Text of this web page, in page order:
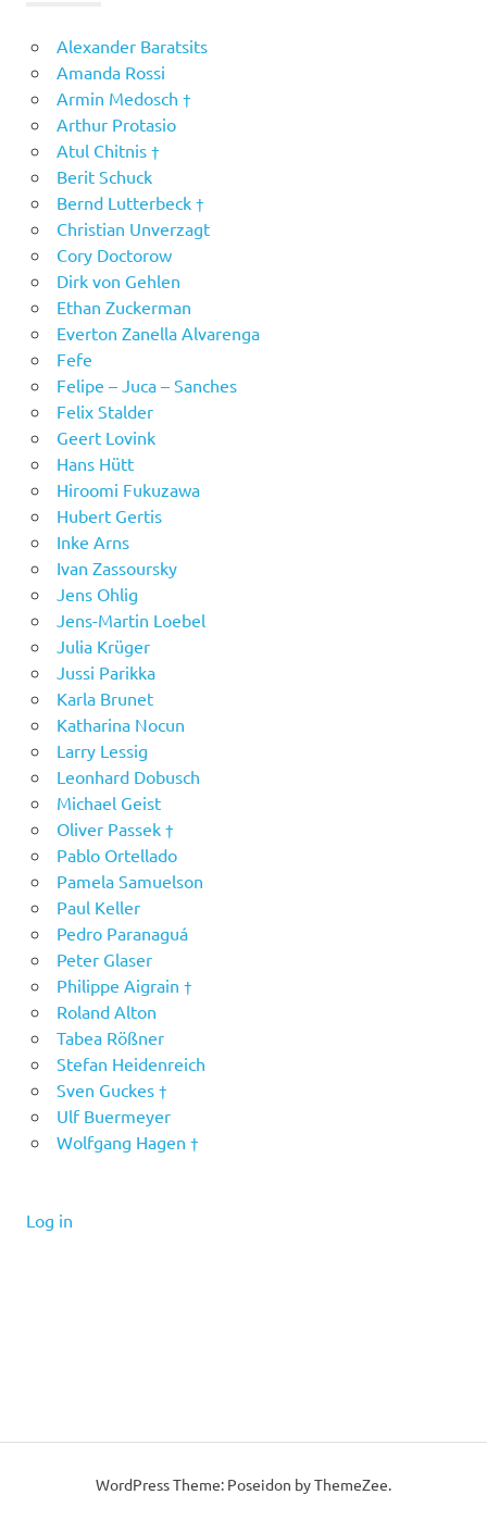
Alexander Baratsits
Amanda Rossi
Armin Medosch †
Arthur Protasio
Atul Chitnis †
Berit Schuck
Bernd Lutterbeck †
Christian Unverzagt
Cory Doctorow
Dirk von Gehlen
Ethan Zuckerman
Everton Zanella Alvarenga
Fefe
Felipe – Juca – Sanches
Felix Stalder
Geert Lovink
Hans Hütt
Hiroomi Fukuzawa
Hubert Gertis
Inke Arns
Ivan Zassoursky
Jens Ohlig
Jens-Martin Loebel
Julia Krüger
Jussi Parikka
Karla Brunet
Katharina Nocun
Larry Lessig
Leonhard Dobusch
Michael Geist
Oliver Passek †
Pablo Ortellado
Pamela Samuelson
Paul Keller
Pedro Paranaguá
Peter Glaser
Philippe Aigrain †
Roland Alton
Tabea Rößner
Stefan Heidenreich
Sven Guckes †
Ulf Buermeyer
Wolfgang Hagen †
Log in
WordPress Theme: Poseidon by ThemeZee.